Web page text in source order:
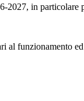
in particolare
al funzionamento